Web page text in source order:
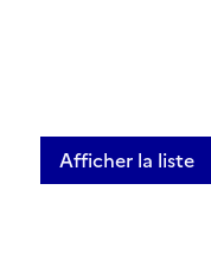
Afficher la liste